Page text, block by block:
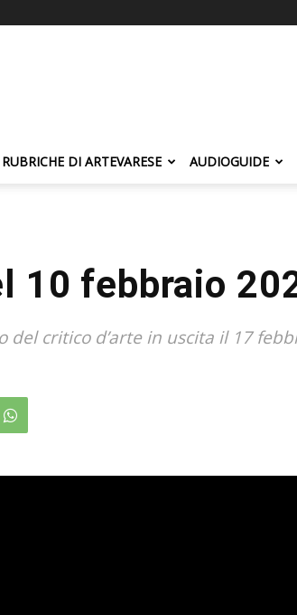
DI ARTEVARESE AUDIOGUIDE
10 febbraio
del critico d’arte in uscita il 17